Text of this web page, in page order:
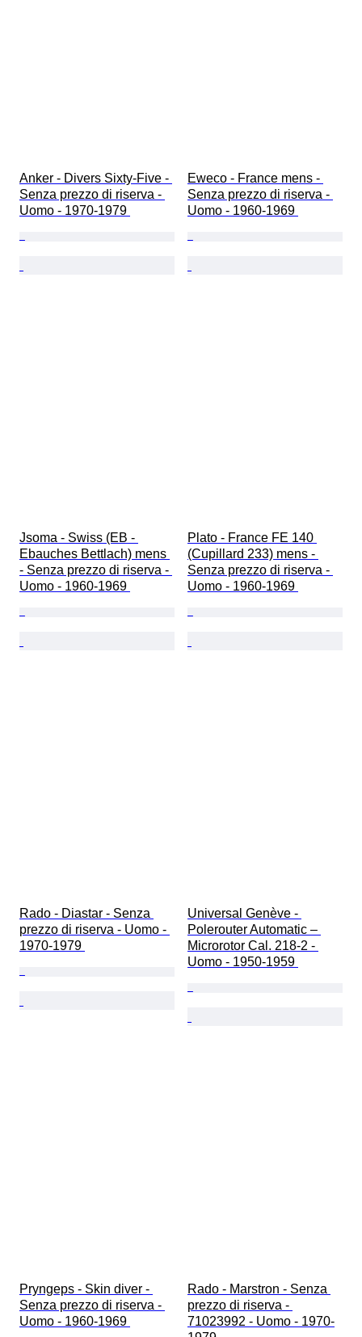
Anker - Divers Sixty-Five -
Senza prezzo di riserva -
Uomo - 1970-1979
Eweco - France mens -
Senza prezzo di riserva -
Uomo - 1960-1969
Jsoma - Swiss (EB -
Ebauches Bettlach) mens
- Senza prezzo di riserva -
Uomo - 1960-1969
Plato - France FE 140
(Cupillard 233) mens -
Senza prezzo di riserva -
Uomo - 1960-1969
Rado - Diastar - Senza
prezzo di riserva - Uomo -
1970-1979
Universal Genève -
Polerouter Automatic –
Microrotor Cal. 218-2 -
Uomo - 1950-1959
Pryngeps - Skin diver -
Senza prezzo di riserva -
Uomo - 1960-1969
Rado - Marstron - Senza
prezzo di riserva -
71023992 - Uomo - 1970-